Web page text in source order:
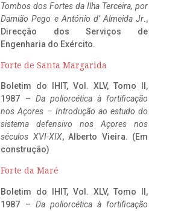
Tombos dos Fortes da Ilha Terceira, por
Damião Pego e António d’ Almeida Jr.,
Direcção dos Serviços de
Engenharia do Exército.
Forte de Santa Margarida
Boletim do IHIT, Vol. XLV, Tomo II,
1987 – Da poliorcética à fortificação
nos Açores – Introdução ao estudo do
sistema defensivo nos Açores nos
séculos XVI-XIX, Alberto Vieira. (Em
construção)
Forte da Maré
Boletim do IHIT, Vol. XLV, Tomo II,
1987 – Da poliorcética à fortificação